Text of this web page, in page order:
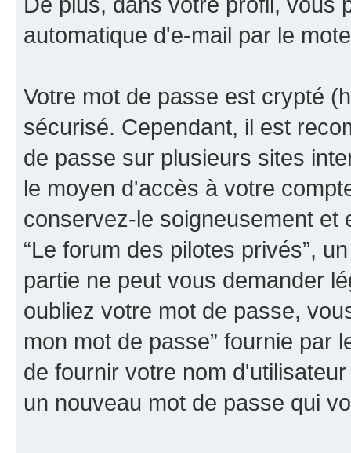
automatique d'e-mail par le
Votre mot de passe est crypté
sécurisé. Cependant, il est
de passe sur plusieurs sites
le moyen d'accès à votre
conservez-le soigneusement et
“Le forum des pilotes privés”,
partie ne peut vous demander
oubliez votre mot de passe,
mon mot de passe” fournie par
de fournir votre nom
un nouveau mot de passe qui